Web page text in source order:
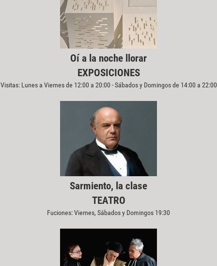
Oí a la noche llorar
EXPOSICIONES
Visitas: Lunes a Viernes de 12:00 a 20:00 - Sábados y Domingos de 14:00 a 22:00
Sarmiento, la clase
TEATRO
Fuciones: Viernes, Sábados y Domingos 19:30